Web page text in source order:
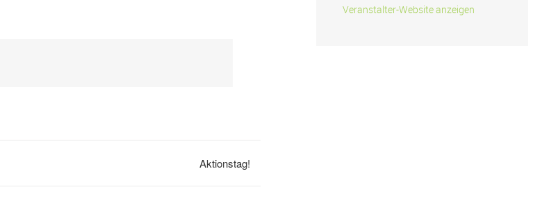
Aktionstag!
Veranstalter-Website anzeigen